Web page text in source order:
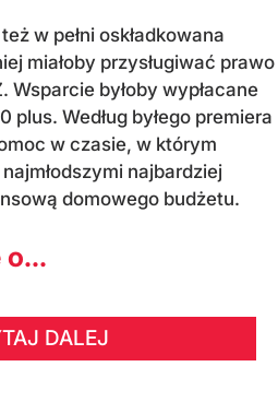
w pełni oskładkowana
miałoby przysługiwać prawo
Wsparcie byłoby wypłacane
Według byłego premiera
w czasie, w którym
najbardziej
domowego budżetu.
DALEJ